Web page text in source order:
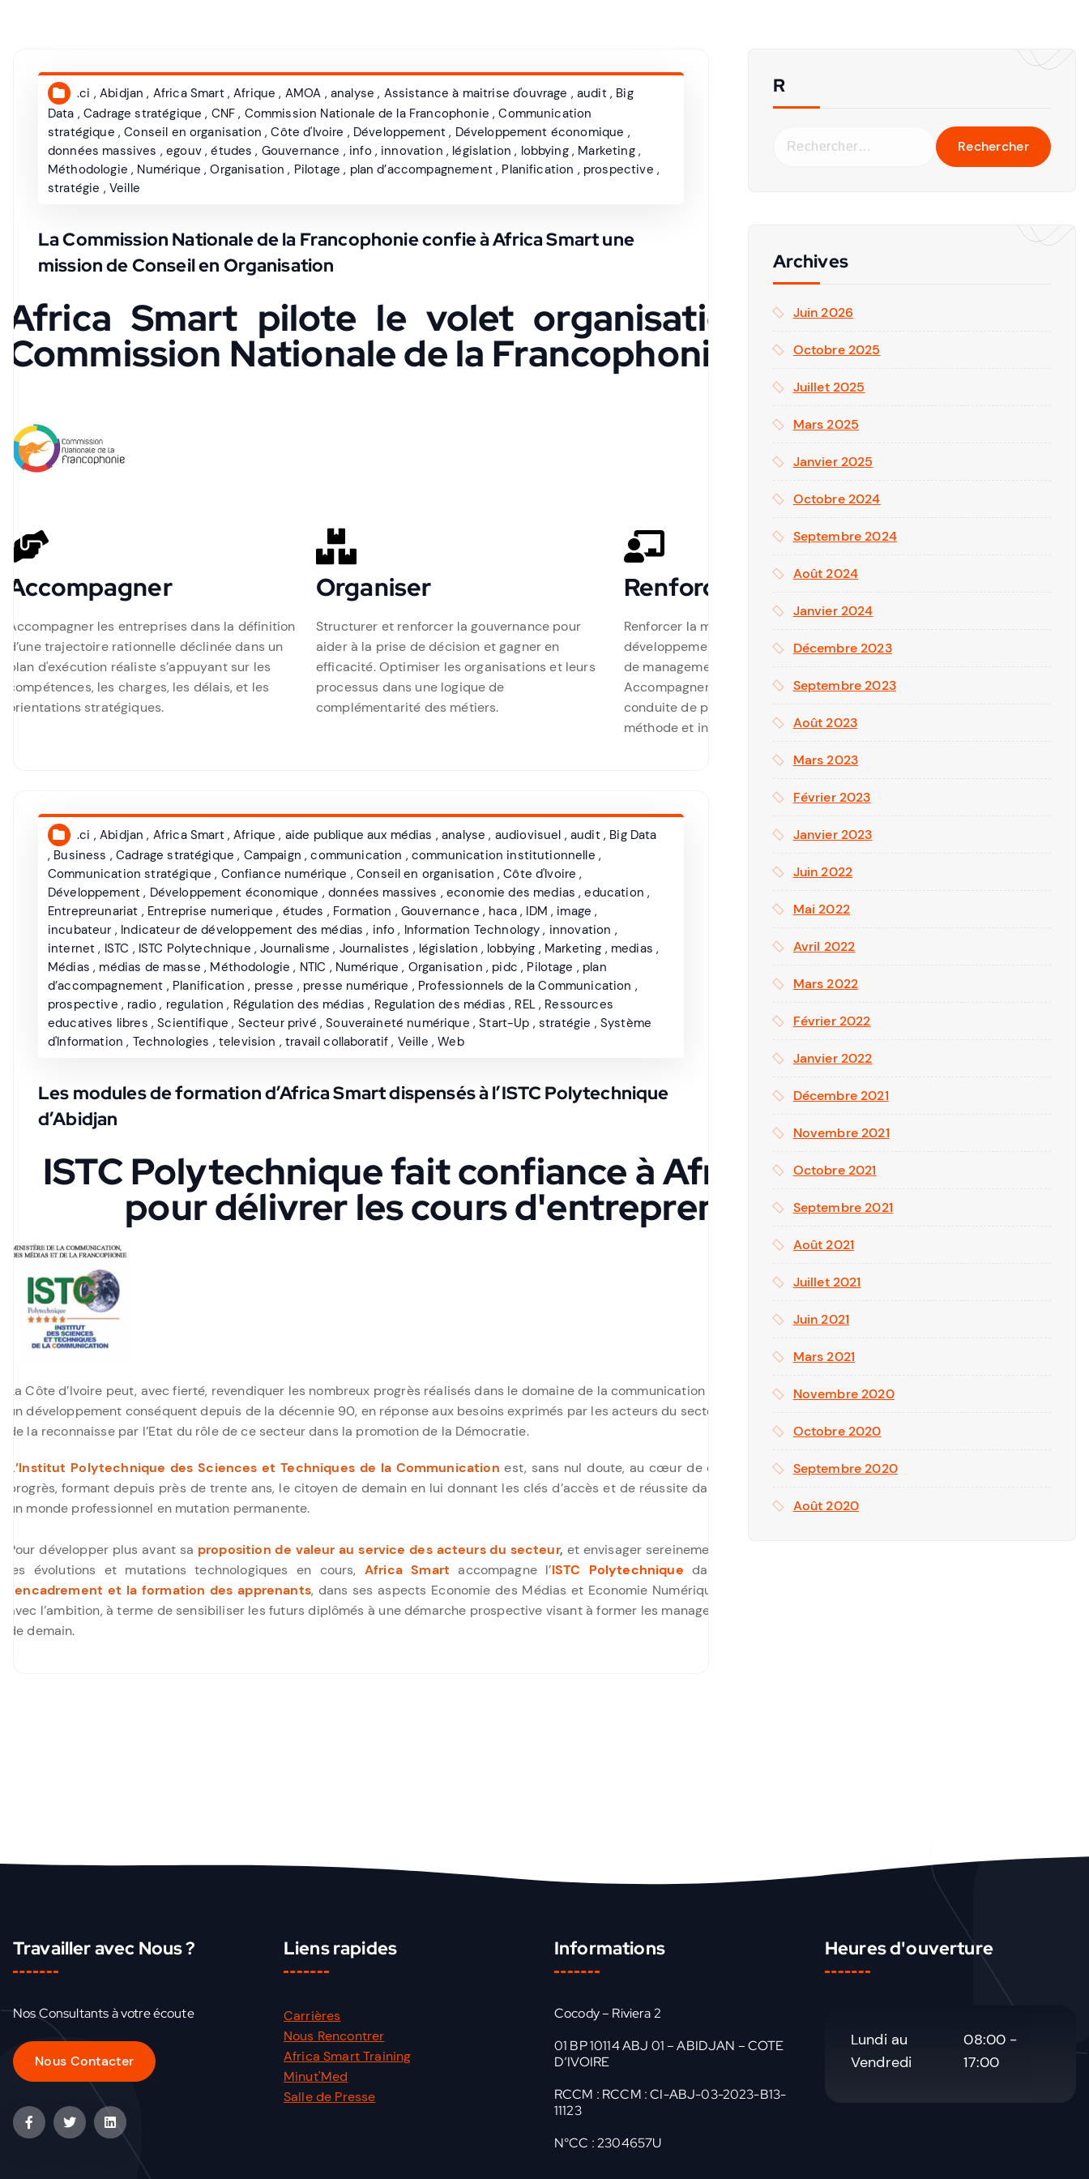
.ci ,Abidjan , Africa Smart,Afrique , AMOA , analyse , Assistance à maitrise d'ouvrage , audit, Big
Data ,Cadrage stratégique , CNF , Commission Nationale de la Francophonie ,Communication
stratégique ,Conseil en organisation ,Côte d'Ivoire , Développement , Développement économique ,
données massives ,egouv,études , Gouvernance , info, innovation , législation , lobbying, Marketing,
Méthodologie , Numérique ,Organisation , Pilotage , plan d’accompagnement, Planification , prospective ,
stratégie , Veille
La Commission Nationale de la Francophonie confie à Africa Smart une
mission de Conseil en Organisation
Africa Smart pilote le volet organisationnel de la
Commission Nationale de la Francophonie
Accompagner
Accompagner les entreprises dans la définition
d’une trajectoire rationnelle déclinée dans un
plan d'exécution réaliste s’appuyant sur les
compétences, les charges, les délais, et les
orientations stratégiques.
Organiser
Structurer et renforcer la gouvernance pour
aider à la prise de décision et gagner en
efficacité. Optimiser les organisations et leurs
processus dans une logique de
complémentarité des métiers.
Renforcer
Renforcer la maîtrise des projets à travers le
développement et la diffusion d’un référentiel
de management projet adapté à l’organisation.
Accompagner les organisations dans la
conduite de projets complexes, en intégrant
méthode et innovation.
.ci ,Abidjan , Africa Smart,Afrique , aide publique aux médias ,analyse , audiovisuel , audit, Big Data
, Business ,Cadrage stratégique , Campaign ,communication , communication institutionnelle ,
Communication stratégique , Confiance numérique ,Conseil en organisation ,Côte d'Ivoire ,
Développement , Développement économique , données massives , economie des medias ,education ,
Entrepreunariat , Entreprise numerique , études , Formation , Gouvernance , haca, IDM , image ,
incubateur , Indicateur de développement des médias , info , Information Technology , innovation ,
internet , ISTC , ISTC Polytechnique ,Journalisme , Journalistes , législation , lobbying , Marketing , medias ,
Médias , médias de masse , Méthodologie , NTIC , Numérique , Organisation , pidc , Pilotage , plan
d’accompagnement , Planification , presse , presse numérique , Professionnels de la Communication ,
prospective , radio , regulation , Régulation des médias , Regulation des médias , REL, Ressources
educatives libres ,Scientifique , Secteur privé ,Souveraineté numérique ,Start-Up , stratégie , Système
d'Information , Technologies , television ,travail collaboratif , Veille ,Web
Les modules de formation d’Africa Smart dispensés à l’ISTC Polytechnique
d’Abidjan
ISTC Polytechnique fait confiance à Africa Smart
pour délivrer les cours d'entreprenariat
La Côte d’Ivoire peut, avec fierté, revendiquer les nombreux progrès réalisés dans le domaine de la communication et des médias. Le secteur connait
un développement conséquent depuis de la décennie 90, en réponse aux besoins exprimés par les acteurs du secteur des médias privés et du fait
de la reconnaisse par l’Etat du rôle de ce secteur dans la promotion de la Démocratie.
L’Institut Polytechnique des Sciences et Techniques de la Communication est, sans nul doute, au cœur de ce
progrès, formant depuis près de trente ans, le citoyen de demain en lui donnant les clés d’accès et de réussite dans
un monde professionnel en mutation permanente.
Pour développer plus avant sa proposition de valeur au service des acteurs du secteur, et envisager sereinement
les évolutions et mutations technologiques en cours, Africa Smart accompagne l’ISTC Polytechnique dans
l’encadrement et la formation des apprenants, dans ses aspects Economie des Médias et Economie Numérique,
avec l’ambition, à terme de sensibiliser les futurs diplômés à une démarche prospective visant à former les managers
de demain.
R
Archives
Juin 2026
Octobre 2025
Juillet 2025
Mars 2025
Janvier 2025
Octobre 2024
Septembre 2024
Août 2024
Janvier 2024
Décembre 2023
Septembre 2023
Août 2023
Mars 2023
Février 2023
Janvier 2023
Juin 2022
Mai 2022
Avril 2022
Mars 2022
Février 2022
Janvier 2022
Décembre 2021
Novembre 2021
Octobre 2021
Septembre 2021
Août 2021
Juillet 2021
Juin 2021
Mars 2021
Novembre 2020
Octobre 2020
Septembre 2020
Août 2020
Travailler avec Nous ?
Nos Consultants à votre écoute
Liens rapides
Carrières
Nous Rencontrer
Africa Smart Training
Minut'Med
Salle de Presse
Informations
Cocody – Riviera 2
01 BP 10114 ABJ 01 – ABIDJAN – COTE
D’IVOIRE
RCCM : RCCM : CI-ABJ-03-2023-B13-
11123
N°CC : 2304657U
Heures d'ouverture
Lundi au
Vendredi
08:00 -
17:00